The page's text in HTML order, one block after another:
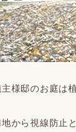
様邸のお庭は
地から視線防止